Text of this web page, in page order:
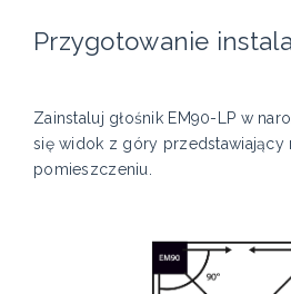
Przygotowanie
Zainstaluj głośnik EM90-LP w
się widok z góry przedstawiający
pomieszczeniu.